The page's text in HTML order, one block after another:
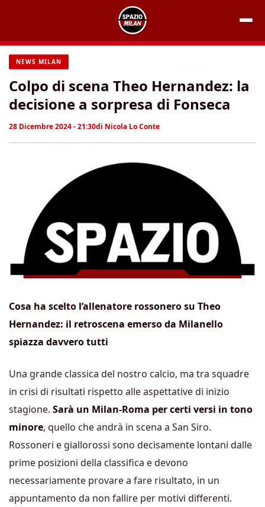
contenuto
NEWS MILAN
Colpo di scena Theo Hernandez: la
decisione a sorpresa di Fonseca
28 Dicembre 2024 - 21:30di Nicola Lo Conte
Cosa ha scelto l’allenatore rossonero su Theo
Hernandez: il retroscena emerso da Milanello
spiazza davvero tutti
Una grande classica del nostro calcio, ma tra squadre
in crisi di risultati rispetto alle aspettative di inizio
stagione. Sarà un Milan-Roma per certi versi in tono
minore, quello che andrà in scena a San Siro.
Rossoneri e giallorossi sono decisamente lontani dalle
prime posizioni della classifica e devono
necessariamente provare a fare risultato, in un
appuntamento da non fallire per motivi differenti.